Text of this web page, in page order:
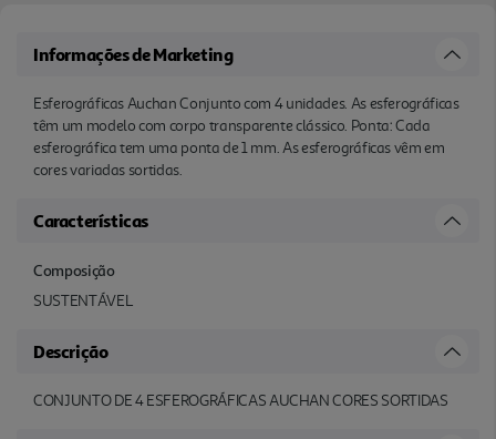
Informações de Marketing
Esferográficas Auchan Conjunto com 4 unidades. As esferográficas
têm um modelo com corpo transparente clássico. Ponta: Cada
esferográfica tem uma ponta de 1 mm. As esferográficas vêm em
cores variadas sortidas.
Características
Composição
SUSTENTÁVEL
Descrição
CONJUNTO DE 4 ESFEROGRÁFICAS AUCHAN CORES SORTIDAS